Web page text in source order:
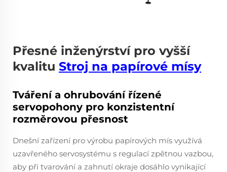
Přesné inženýrství pro vyšší
kvalitu Stroj na papírové mísy
Tváření a ohrubování řízené
servopohony pro konzistentní
rozměrovou přesnost
Dnešní zařízení pro výrobu papírových mís využívá
uzavřeného servosystému s regulací zpětnou vazbou,
aby při tvarování a zahnutí okraje dosáhlo vynikající